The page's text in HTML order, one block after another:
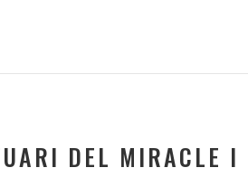
DEL MIRACLE I